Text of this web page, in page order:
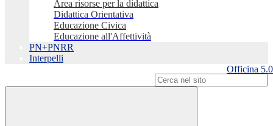
Area risorse per la didattica
Didattica Orientativa
Educazione Civica
Educazione all'Affettività
PN+PNRR
Interpelli
Officina 5.0